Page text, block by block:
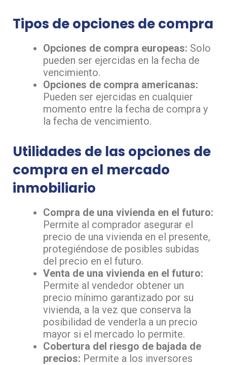
Tipos de opciones de compra
Opciones de compra europeas: Solo
pueden ser ejercidas en la fecha de
vencimiento.
Opciones de compra americanas:
Pueden ser ejercidas en cualquier
momento entre la fecha de compra y
la fecha de vencimiento.
Utilidades de las opciones de
compra en el mercado
inmobiliario
Compra de una vivienda en el futuro:
Permite al comprador asegurar el
precio de una vivienda en el presente,
protegiéndose de posibles subidas
del precio en el futuro.
Venta de una vivienda en el futuro:
Permite al vendedor obtener un
precio mínimo garantizado por su
vivienda, a la vez que conserva la
posibilidad de venderla a un precio
mayor si el mercado lo permite.
Cobertura del riesgo de bajada de
precios: Permite a los inversores